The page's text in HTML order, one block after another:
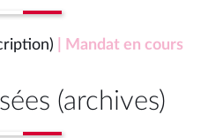
| Mandat en cours
(archives)